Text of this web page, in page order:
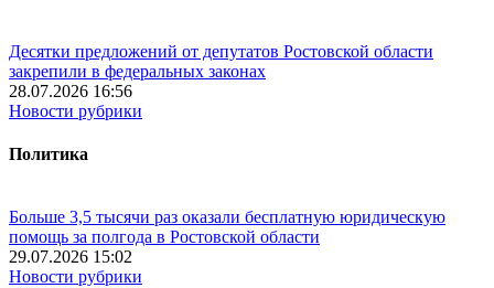
Десятки предложений от депутатов Ростовской области
закрепили в федеральных законах
28.07.2026 16:56
Новости рубрики
Политика
Больше 3,5 тысячи раз оказали бесплатную юридическую
помощь за полгода в Ростовской области
29.07.2026 15:02
Новости рубрики